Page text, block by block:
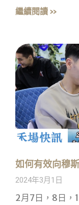
繼續閱讀 »
如何有效向穆
2024年3月1日
2月7日，8日，